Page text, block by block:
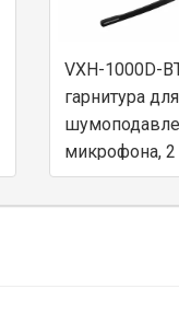
VXH-1000D-
гарнитура
микрофона,
без адаптера